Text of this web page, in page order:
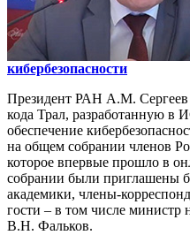
кибербезопасности
Президент РАН А.М. Сергеев
кода Трал, разработанную
обеспечение
на общем собрании членов
которое впервые прошло в
собрании были приглашены
академики, члены-
гости – в том числе министр
В.Н. Фальков.